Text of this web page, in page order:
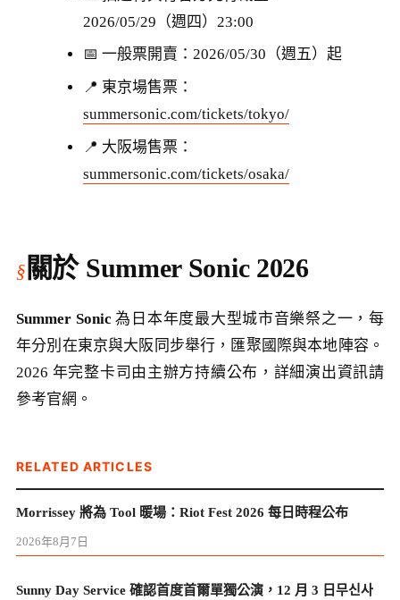
2026/05/29（週四）23:00
📅 一般票開賣：2026/05/30（週五）起
📍 東京場售票：
summersonic.com/tickets/tokyo/
📍 大阪場售票：
summersonic.com/tickets/osaka/
關於 Summer Sonic 2026
Summer Sonic 為日本年度最大型城市音樂祭之一，每
年分別在東京與大阪同步舉行，匯聚國際與本地陣容。
2026 年完整卡司由主辦方持續公布，詳細演出資訊請
參考官網。
RELATED ARTICLES
Morrissey 將為 Tool 暖場：Riot Fest 2026 每日時程公布
2026年8月7日
Sunny Day Service 確認首度首爾單獨公演，12 月 3 日무신사